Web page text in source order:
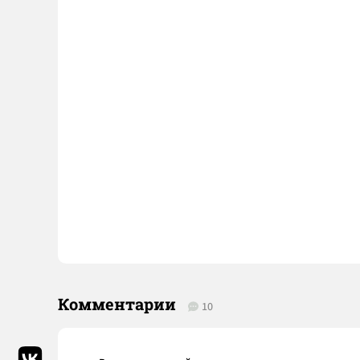
Комментарии 10